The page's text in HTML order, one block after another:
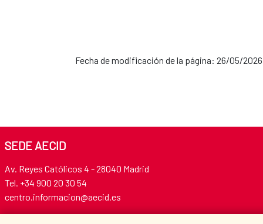
Fecha de modificación de la página: 26/05/2026
SEDE AECID
Av. Reyes Católicos 4 - 28040 Madrid
Tel. +34 900 20 30 54​​​​​​​
centro.informacion@aecid.es